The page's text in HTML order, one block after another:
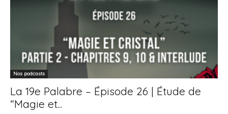
Nos podcasts
La 19e Palabre – Épisode 26 | Étude de
“Magie et...